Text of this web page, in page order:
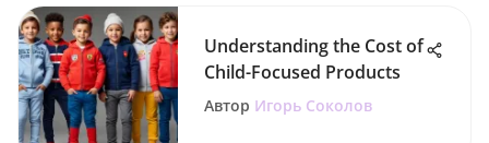
Understanding the Cost of
Child-Focused Products
Автор Игорь Соколов